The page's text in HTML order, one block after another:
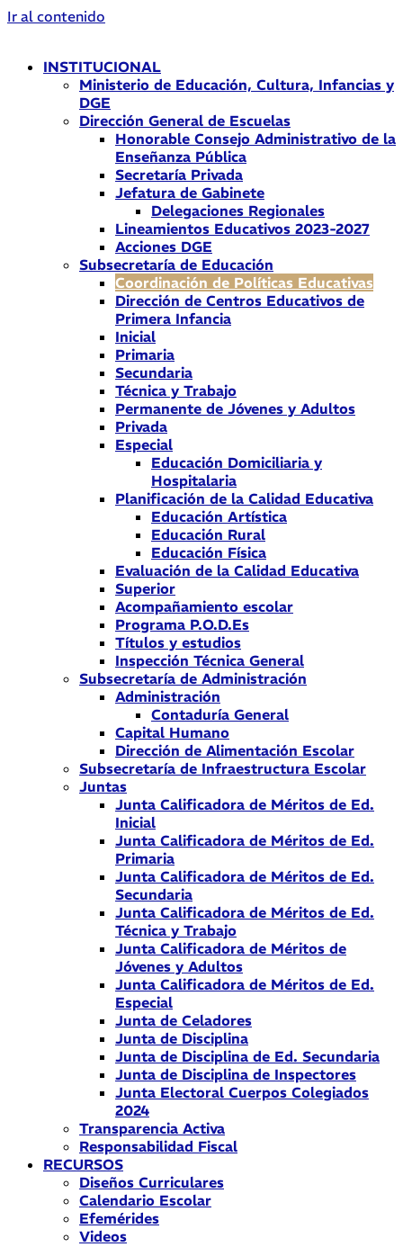
Ir al contenido
INSTITUCIONAL
Ministerio de Educación, Cultura, Infancias y
DGE
Dirección General de Escuelas
Honorable Consejo Administrativo de la
Enseñanza Pública
Secretaría Privada
Jefatura de Gabinete
Delegaciones Regionales
Lineamientos Educativos 2023-2027
Acciones DGE
Subsecretaría de Educación
Coordinación de Políticas Educativas
Dirección de Centros Educativos de
Primera Infancia
Inicial
Primaria
Secundaria
Técnica y Trabajo
Permanente de Jóvenes y Adultos
Privada
Especial
Educación Domiciliaria y
Hospitalaria
Planificación de la Calidad Educativa
Educación Artística
Educación Rural
Educación Física
Evaluación de la Calidad Educativa
Superior
Acompañamiento escolar
Programa P.O.D.Es
Títulos y estudios
Inspección Técnica General
Subsecretaría de Administración
Administración
Contaduría General
Capital Humano
Dirección de Alimentación Escolar
Subsecretaría de Infraestructura Escolar
Juntas
Junta Calificadora de Méritos de Ed.
Inicial
Junta Calificadora de Méritos de Ed.
Primaria
Junta Calificadora de Méritos de Ed.
Secundaria
Junta Calificadora de Méritos de Ed.
Técnica y Trabajo
Junta Calificadora de Méritos de
Jóvenes y Adultos
Junta Calificadora de Méritos de Ed.
Especial
Junta de Celadores
Junta de Disciplina
Junta de Disciplina de Ed. Secundaria
Junta de Disciplina de Inspectores
Junta Electoral Cuerpos Colegiados
2024
Transparencia Activa
Responsabilidad Fiscal
RECURSOS
Diseños Curriculares
Calendario Escolar
Efemérides
Videos